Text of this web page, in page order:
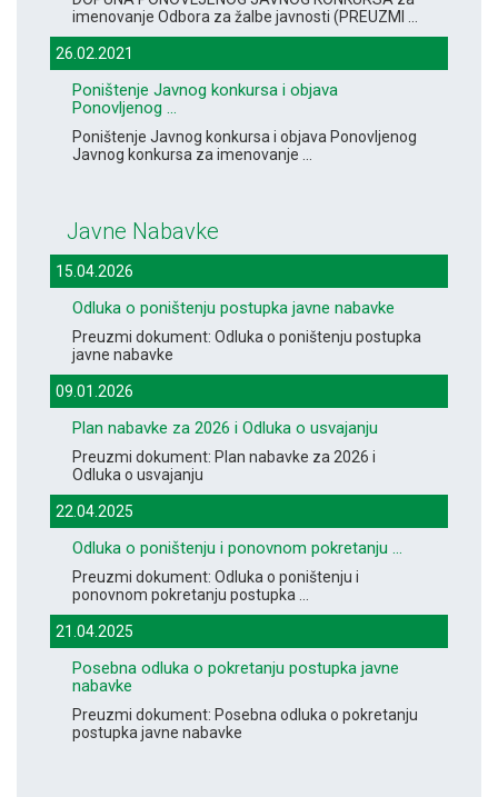
imenovanje Odbora za žalbe javnosti (PREUZMI ...
26.02.2021
Poništenje Javnog konkursa i objava
Ponovljenog ...
Poništenje Javnog konkursa i objava Ponovljenog
Javnog konkursa za imenovanje ...
Javne Nabavke
15.04.2026
Odluka o poništenju postupka javne nabavke
Preuzmi dokument: Odluka o poništenju postupka
javne nabavke
09.01.2026
Plan nabavke za 2026 i Odluka o usvajanju
Preuzmi dokument: Plan nabavke za 2026 i
Odluka o usvajanju
22.04.2025
Odluka o poništenju i ponovnom pokretanju ...
Preuzmi dokument: Odluka o poništenju i
ponovnom pokretanju postupka ...
21.04.2025
Posebna odluka o pokretanju postupka javne
nabavke
Preuzmi dokument: Posebna odluka o pokretanju
postupka javne nabavke